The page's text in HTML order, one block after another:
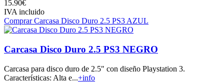
15.90€
IVA incluido
Comprar Carcasa Disco Duro 2.5 PS3 AZUL
Carcasa Disco Duro 2.5 PS3 NEGRO
Carcasa para disco duro de 2.5" con diseño Playstation 3.
Características: Alta e...+info